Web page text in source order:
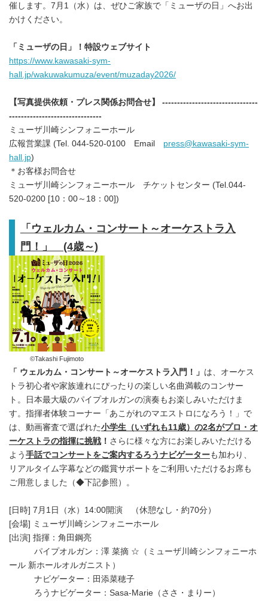
催します。7月1（水）は、ぜひご家族で「ミューザの日」へお出
かけください。
「ミューザの日」！特設ウェブサイト
https://www.kawasaki-sym-
hall.jp/wakuwakumuza/event/muzaday2026/
【写真提供依頼・プレス関係お問合せ】 --------------------------------
-------------------------------
ミューザ川崎シンフォニーホール
広報営業課 (Tel. 044-520-0100 Email press@kawasaki-sym-
hall.jp)
＊お客様お問合せ
ミューザ川崎シンフォニーホール チケットセンター (Tel.044-
520-0200 [10：00～18：00])
「ウェルカム・コンサート～オーケストラ入
門！」 (4歳～)
©Takashi Fujimoto
「 ウェルカム・コンサート～オーケストラ入門！」 は、オーケス
トラ初心者や家族連れにぴったりの楽しい名曲満載のコンサー
ト。日本最大級のパイプオルガンの演奏もお楽しみいただけま
す。指揮者体験コーナー「あこがれのマエストロになろう！」で
は、動画審査で選ばれた小学生 （いずれも11歳） の2名がプロ・オ
ーケストラの指揮に挑戦 ！ さらに様々な方にお楽しみいただける
よう 手話でコンサートをご案内するろうナビゲーターも加わり、
リアルタイム字幕などの鑑賞サポートをご利用いただけるお席も
ご用意しました（◆下記参照）。
[日時] 7月1日（水）14:00開演 （休憩なし・約70分）
[会場] ミューザ川崎シンフォニーホール
[出演] 指揮：角田鋼亮
パイプオルガン：澤 菜摘 ☆（ミューザ川崎シンフォニーホ
ール 新ホールオルガニスト）
ナビゲーター：田添菜穂子
ろうナビゲーター：Sasa-Marie（ささ・まりー）